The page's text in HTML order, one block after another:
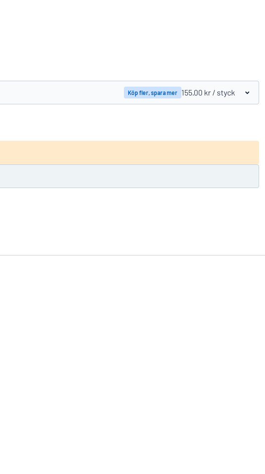
Köp fler, spara mer 155.00 kr / styck